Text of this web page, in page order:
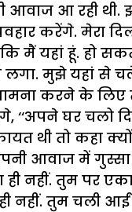
आवाज आ रही
करेंगे. मेरा
मैं यहां हूं. हो
मुझे यहां से चले
करने के लिए
घर चलो
थी तो कहा क्यों
आवाज में
ही नहीं. तुम पर
नहीं. तुम चली